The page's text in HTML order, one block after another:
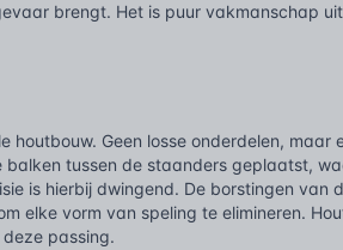
brengt. Het is puur vakmanschap
Geen losse onderdelen, maar
balken tussen de staanders geplaatst,
is hierbij dwingend. De borstingen van
elke vorm van speling te elimineren.
passing.